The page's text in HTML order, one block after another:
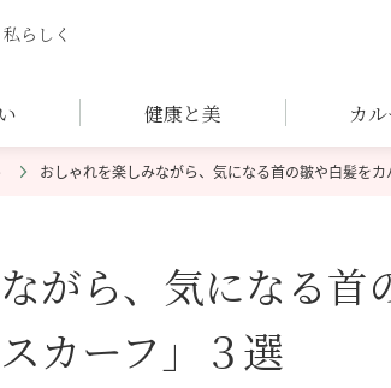
らしく
健康と美 カ
おしゃれを楽しみながら、気になる首の皺や白髪を
がら、気になる首
カーフ」３選